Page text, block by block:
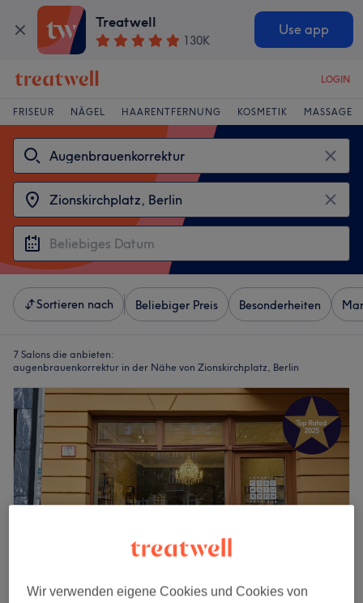
Treatwell
130K
Use app
LOGIN
FRISEUR NÄGEL HAARENTFERNUNG KOSMETIK MASSAGE
Sortieren nach Beliebiger Preis Besonderheiten
7 Salons die anbieten:
augenbrauenkorrektur in der Nähe von Zionskirchplatz, Berlin
Wir verwenden eigene Cookies und Cookies von